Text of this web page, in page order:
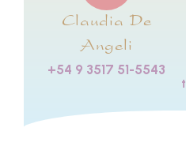
Claudia De
Angeli
+54 9 3517 51-5543